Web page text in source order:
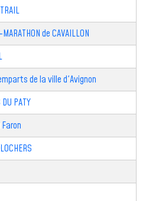
de CAVAILLON
de la ville d'Avignon
PATY